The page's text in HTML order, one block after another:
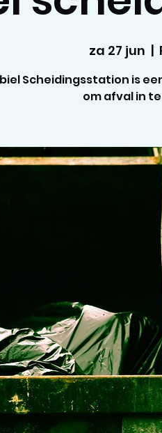
za 27 jun
  |
Scheidingsstation is
om afval in